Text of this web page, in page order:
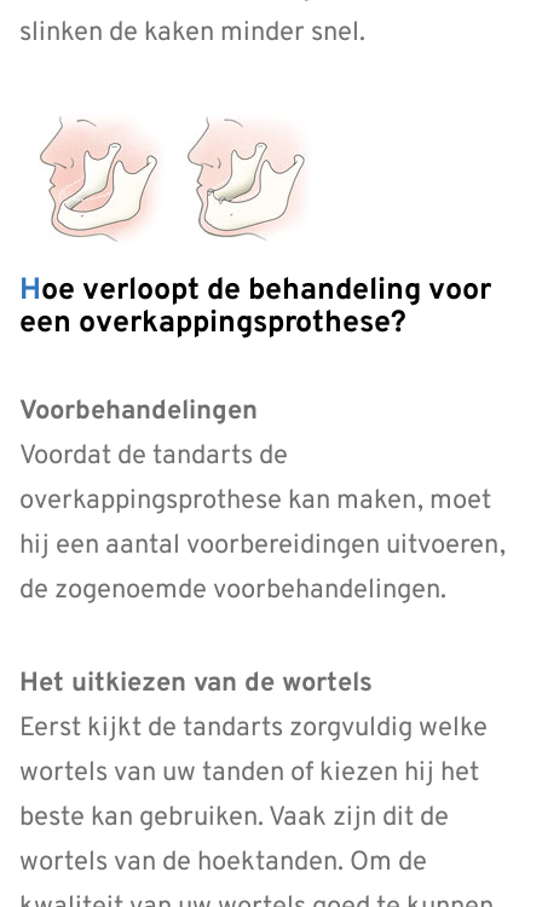
slinken de kaken minder snel.
Hoe verloopt de behandeling voor
een overkappingsprothese?
Voorbehandelingen
Voordat de tandarts de
overkappingsprothese kan maken, moet
hij een aantal voorbereidingen uitvoeren,
de zogenoemde voorbehandelingen.
Het uitkiezen van de wortels
Eerst kijkt de tandarts zorgvuldig welke
wortels van uw tanden of kiezen hij het
beste kan gebruiken. Vaak zijn dit de
wortels van de hoektanden. Om de